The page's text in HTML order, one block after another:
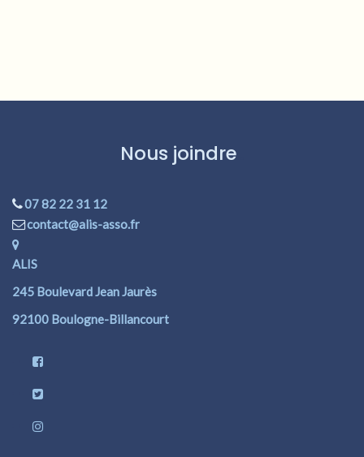
Nous joindre
07 82 22 31 12
contact@alis-asso.fr
ALIS
245 Boulevard Jean Jaurès
92100 Boulogne-Billancourt